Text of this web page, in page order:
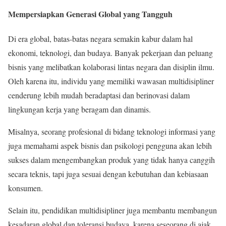
Mempersiapkan Generasi Global yang Tangguh
Di era global, batas-batas negara semakin kabur dalam hal
ekonomi, teknologi, dan budaya. Banyak pekerjaan dan peluang
bisnis yang melibatkan kolaborasi lintas negara dan disiplin ilmu.
Oleh karena itu, individu yang memiliki wawasan multidisipliner
cenderung lebih mudah beradaptasi dan berinovasi dalam
lingkungan kerja yang beragam dan dinamis.
Misalnya, seorang profesional di bidang teknologi informasi yang
juga memahami aspek bisnis dan psikologi pengguna akan lebih
sukses dalam mengembangkan produk yang tidak hanya canggih
secara teknis, tapi juga sesuai dengan kebutuhan dan kebiasaan
konsumen.
Selain itu, pendidikan multidisipliner juga membantu membangun